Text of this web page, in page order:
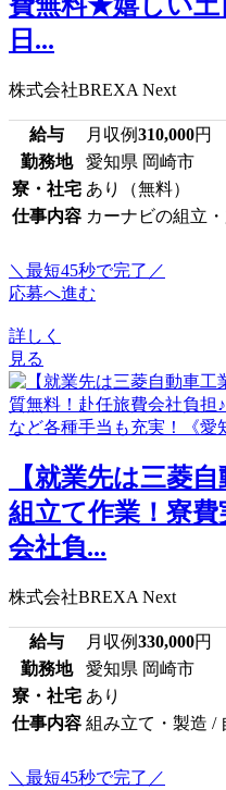
日...
株式会社BREXA Next
給与 月収例310,000円
勤務地
愛知県 岡崎市
寮・社宅 あり（無料）
仕事内容 カーナビの組立
＼最短45秒で完了／
応募へ進む
詳しく
見る
【就業先は三菱
組立て作業！寮
会社負...
株式会社BREXA Next
給与 月収例330,000円
勤務地
愛知県 岡崎市
寮・社宅 あり
仕事内容 組み立て・製造 /
＼最短45秒で完了／